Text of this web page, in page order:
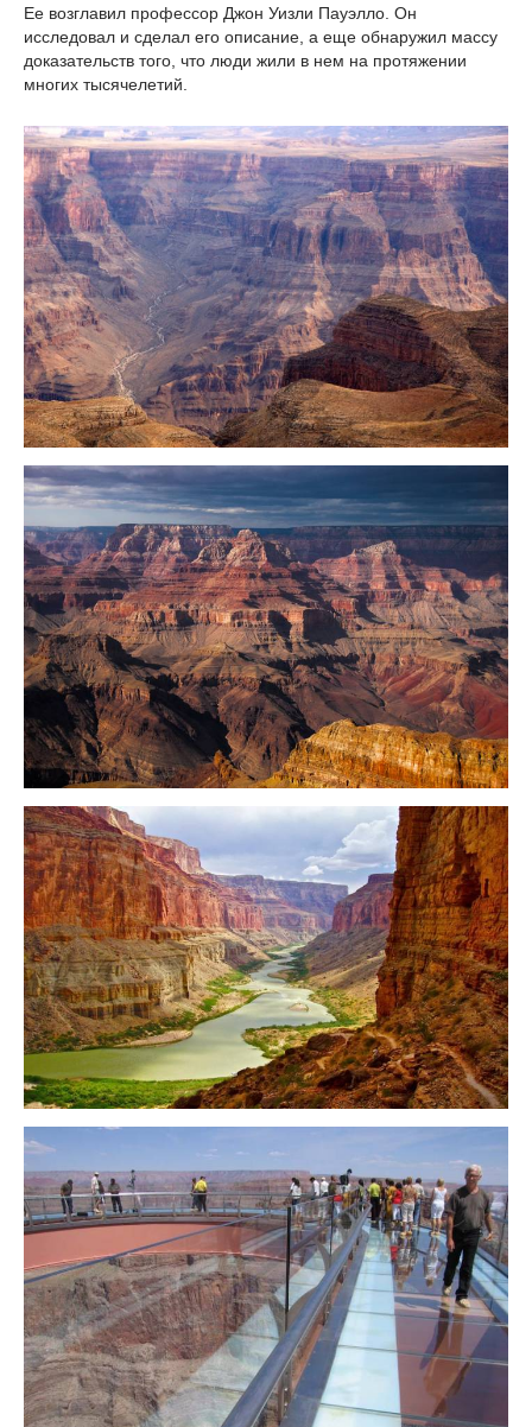
Ее возглавил профессор Джон Уизли Пауэлло. Он
исследовал и сделал его описание, а еще обнаружил массу
доказательств того, что люди жили в нем на протяжении
многих тысячелетий.